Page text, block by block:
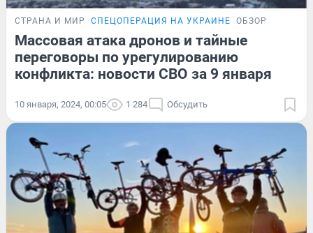
СТРАНА И МИР СПЕЦОПЕРАЦИЯ НА УКРАИНЕ ОБЗОР
Массовая атака дронов и тайные
переговоры по урегулированию
конфликта: новости СВО за 9 января
10 января, 2024, 00:05 1 284 Обсудить